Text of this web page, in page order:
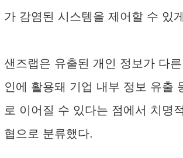
가 감염된 시스템을 제어할 수 있
샌즈랩은 유출된 개인 정보가 다
인에 활용돼 기업 내부 정보 유출
로 이어질 수 있다는 점에서 치명
협으로 분류했다.